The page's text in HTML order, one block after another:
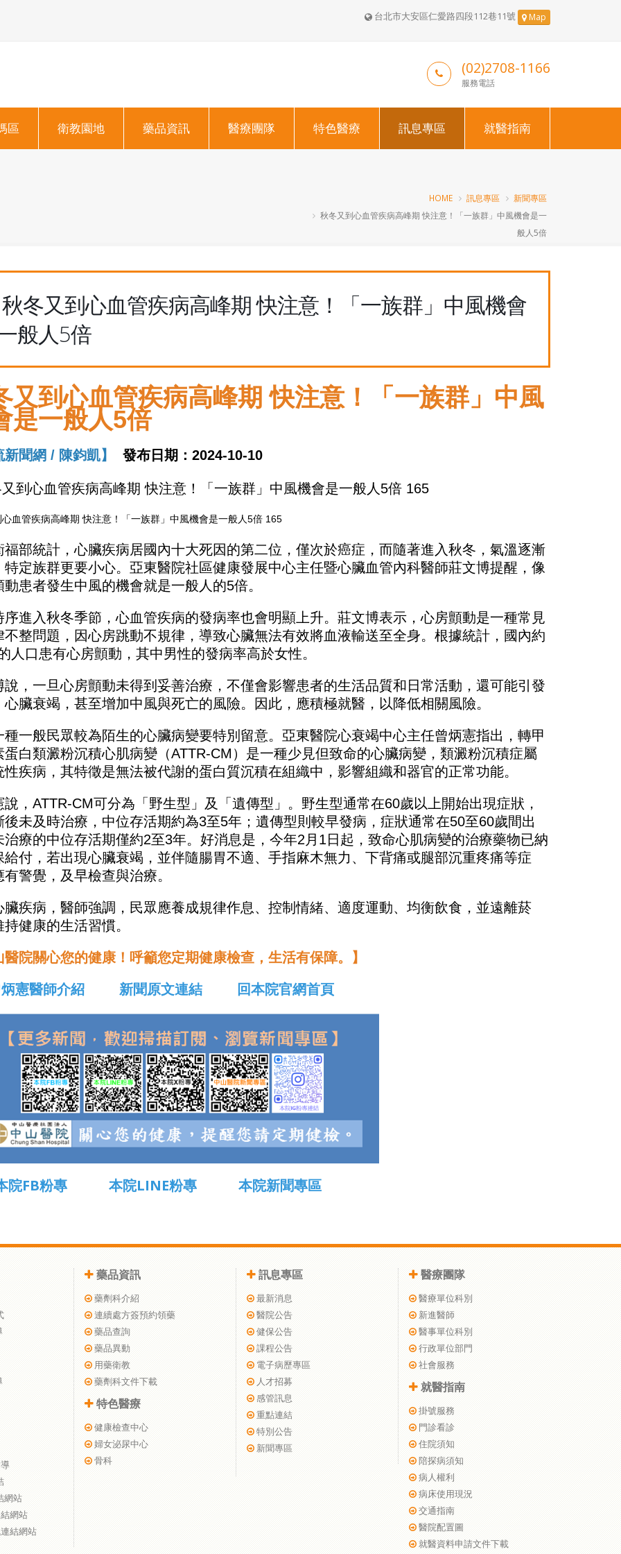
台北市大安區仁愛路四段112巷11號 Map
(02)2708-1166
服務電話
區 衛教園地 藥品資訊 醫療團隊 特色醫療 訊息專區 就醫指南
HOME 訊息專區
新聞專區
秋冬又到心血管疾病高峰期 快注意！「一族群」中風機會是一
般人5倍
冬又到心血管疾病高峰期 快注意！「一族群」中風機會
般人5倍
又到心血管疾病高峰期 快注意！「一族群」中風
是一般人5倍
聞網 / 陳鈞凱】 發布日期：2024-10-10
血管疾病高峰期 快注意！「一族群」中風機會是一般人5倍 165
福部統計，心臟疾病居國內十大死因的第二位，僅次於癌症，而隨著進入秋冬，氣溫逐漸
特定族群更要小心。亞東醫院社區健康發展中心主任暨心臟血管內科醫師莊文博提醒，像
動患者發生中風的機會就是一般人的5倍。
序進入秋冬季節，心血管疾病的發病率也會明顯上升。莊文博表示，心房顫動是一種常見
不整問題，因心房跳動不規律，導致心臟無法有效將血液輸送至全身。根據統計，國內約
人口患有心房顫動，其中男性的發病率高於女性。
說，一旦心房顫動未得到妥善治療，不僅會影響患者的生活品質和日常活動，還可能引發
心臟衰竭，甚至增加中風與死亡的風險。因此，應積極就醫，以降低相關風險。
種一般民眾較為陌生的心臟病變要特別留意。亞東醫院心衰竭中心主任曾炳憲指出，轉甲
蛋白類澱粉沉積心肌病變（ATTR-CM）是一種少見但致命的心臟病變，類澱粉沉積症屬
性疾病，其特徵是無法被代謝的蛋白質沉積在組織中，影響組織和器官的正常功能。
說，ATTR-CM可分為「野生型」及「遺傳型」。野生型通常在60歲以上開始出現症狀，
後未及時治療，中位存活期約為3至5年；遺傳型則較早發病，症狀通常在50至60歲間出
治療的中位存活期僅約2至3年。好消息是，今年2月1日起，致命心肌病變的治療藥物已納
給付，若出現心臟衰竭，並伴隨腸胃不適、手指麻木無力、下背痛或腿部沉重疼痛等症
警覺，及早檢查與治療。
臟疾病，醫師強調，民眾應養成規律作息、控制情緒、適度運動、均衡飲食，並遠離菸
健康的生活習慣。
院關心您的健康！呼籲您定期健康檢查，生活有保障。】
憲醫師介紹
新聞原文連結 回本院官網首頁
院FB粉專 本院LINE粉專 本院新聞專區
網站
網站
結網站
藥品資訊
藥劑科介紹
連續處方簽預約領藥
藥品查詢
藥品異動
用藥衛教
藥劑科文件下載
特色醫療
健康檢查中心
婦女泌尿中心
骨科
訊息專區
最新消息
醫院公告
健保公告
課程公告
電子病歷專區
人才招募
感管訊息
重點連結
特別公告
新聞專區
醫療團隊
醫療單位科別
新進醫師
醫事單位科別
行政單位部門
社會服務
就醫指南
掛號服務
門診看診
住院須知
陪探病須知
病人權利
病床使用現況
交通指南
醫院配置圖
就醫資料申請文件下載